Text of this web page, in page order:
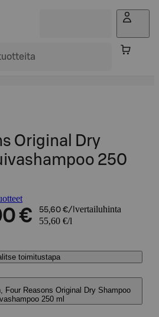
Original Dry
250
€ 55,60 €/l vertailuhinta
55,60 €/l
toimitustapa
Four Reasons Original Dry Shampoo
250 ml